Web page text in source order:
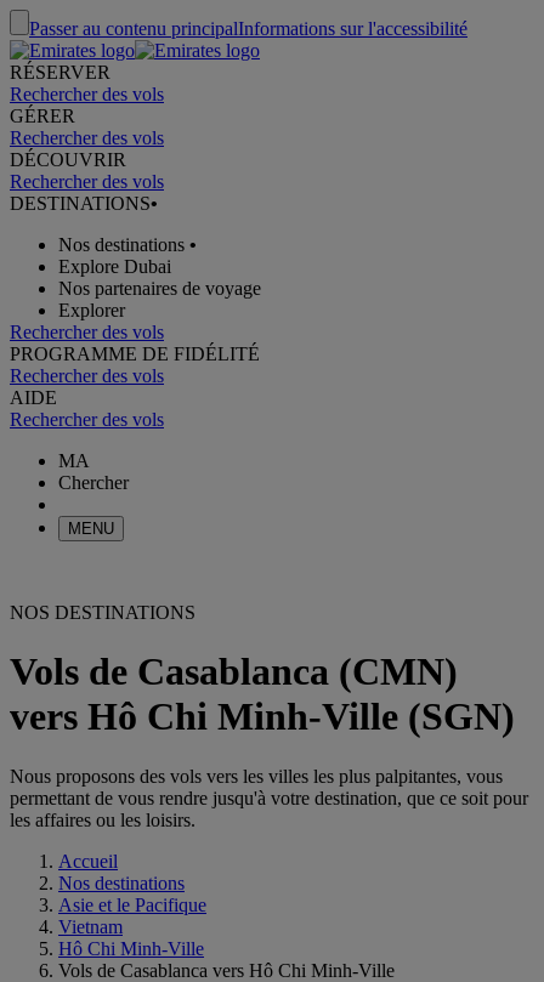
Passer au contenu principalInformations sur l'accessibilité
RÉSERVER
Rechercher des vols
GÉRER
Rechercher des vols
DÉCOUVRIR
Rechercher des vols
DESTINATIONS•
Nos destinations •
Explore Dubai
Nos partenaires de voyage
Explorer
Rechercher des vols
PROGRAMME DE FIDÉLITÉ
Rechercher des vols
AIDE
Rechercher des vols
MA
Chercher
MENU
NOS DESTINATIONS
Vols de Casablanca (CMN)
vers Hô Chi Minh-Ville (SGN)
Nous proposons des vols vers les villes les plus palpitantes, vous
permettant de vous rendre jusqu'à votre destination, que ce soit pour
les affaires ou les loisirs.
Accueil
Nos destinations
Asie et le Pacifique
Vietnam
Hô Chi Minh-Ville
Vols de Casablanca vers Hô Chi Minh-Ville